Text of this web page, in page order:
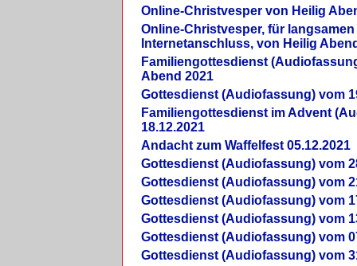
Online-Christvesper von Heilig
Online-Christvesper, für langsamen
Internetanschluss, von Heilig
Familiengottesdienst
Abend 2021
Gottesdienst (Audiofassung) vom
Familiengottesdienst im Advent
18.12.2021
Andacht zum Waffelfest 05.12.2021
Gottesdienst (Audiofassung) vom
Gottesdienst (Audiofassung) vom
Gottesdienst (Audiofassung) vom
Gottesdienst (Audiofassung) vom
Gottesdienst (Audiofassung) vom
Gottesdienst (Audiofassung) vom